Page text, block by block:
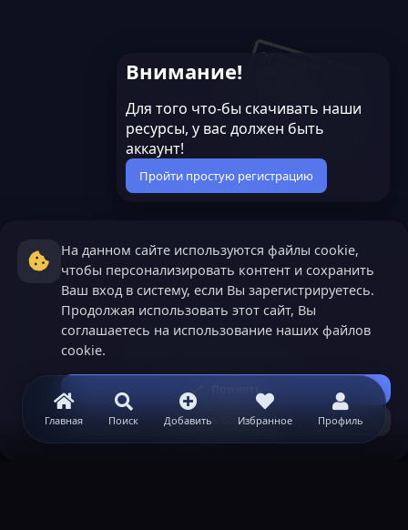
Главная Поиск Добавить Избранное Профиль
Внимание!
Для того что-бы скачивать наши
ресурсы, у вас должен быть
аккаунт!
Пройти простую регистрацию
На данном сайте используются файлы cookie,
чтобы персонализировать контент и сохранить
Ваш вход в систему, если Вы зарегистрируетесь.
Продолжая использовать этот сайт, Вы
соглашаетесь на использование наших файлов
cookie.
Принять
Узнать больше...